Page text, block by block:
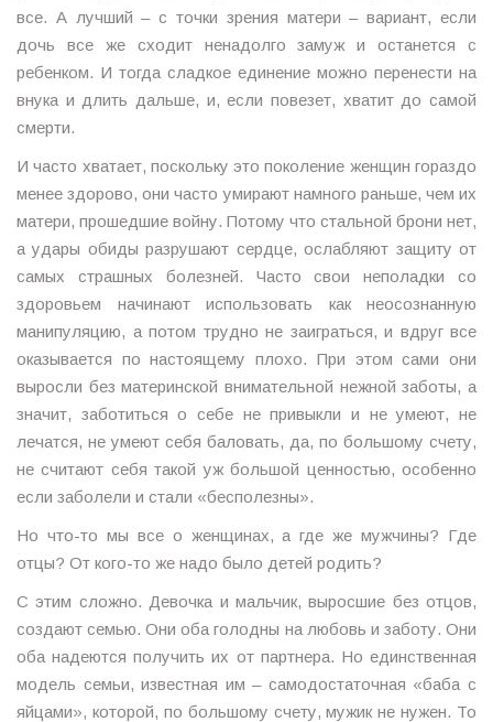
все. А лучший – с точки зрения матери – вариант, если
дочь все же сходит ненадолго замуж и останется с
ребенком. И тогда сладкое единение можно перенести на
внука и длить дальше, и, если повезет, хватит до самой
смерти.
И часто хватает, поскольку это поколение женщин гораздо
менее здорово, они часто умирают намного раньше, чем их
матери, прошедшие войну. Потому что стальной брони нет,
а удары обиды разрушают сердце, ослабляют защиту от
самых страшных болезней. Часто свои неполадки со
здоровьем начинают использовать как неосознанную
манипуляцию, а потом трудно не заиграться, и вдруг все
оказывается по настоящему плохо. При этом сами они
выросли без материнской внимательной нежной заботы, а
значит, заботиться о себе не привыкли и не умеют, не
лечатся, не умеют себя баловать, да, по большому счету,
не считают себя такой уж большой ценностью, особенно
если заболели и стали «бесполезны».
Но что-то мы все о женщинах, а где же мужчины? Где
отцы? От кого-то же надо было детей родить?
С этим сложно. Девочка и мальчик, выросшие без отцов,
создают семью. Они оба голодны на любовь и заботу. Они
оба надеются получить их от партнера. Но единственная
модель семьи, известная им – самодостаточная «баба с
яйцами», которой, по большому счету, мужик не нужен. То